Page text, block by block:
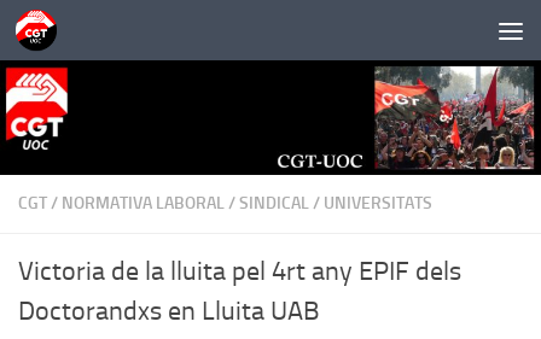
Saltar al contenido
CGT/ NORMATIVA LABORAL/SINDICAL/ UNIVERSITATS
Victoria de la lluita pel 4rt any EPIF dels
Doctorandxs en Lluita UAB